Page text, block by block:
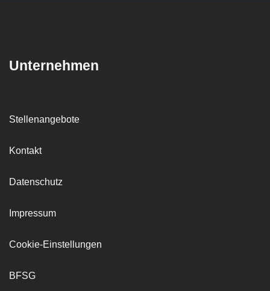
Unternehmen
Stellenangebote
Kontakt
Datenschutz
Impressum
Cookie-Einstellungen
BFSG